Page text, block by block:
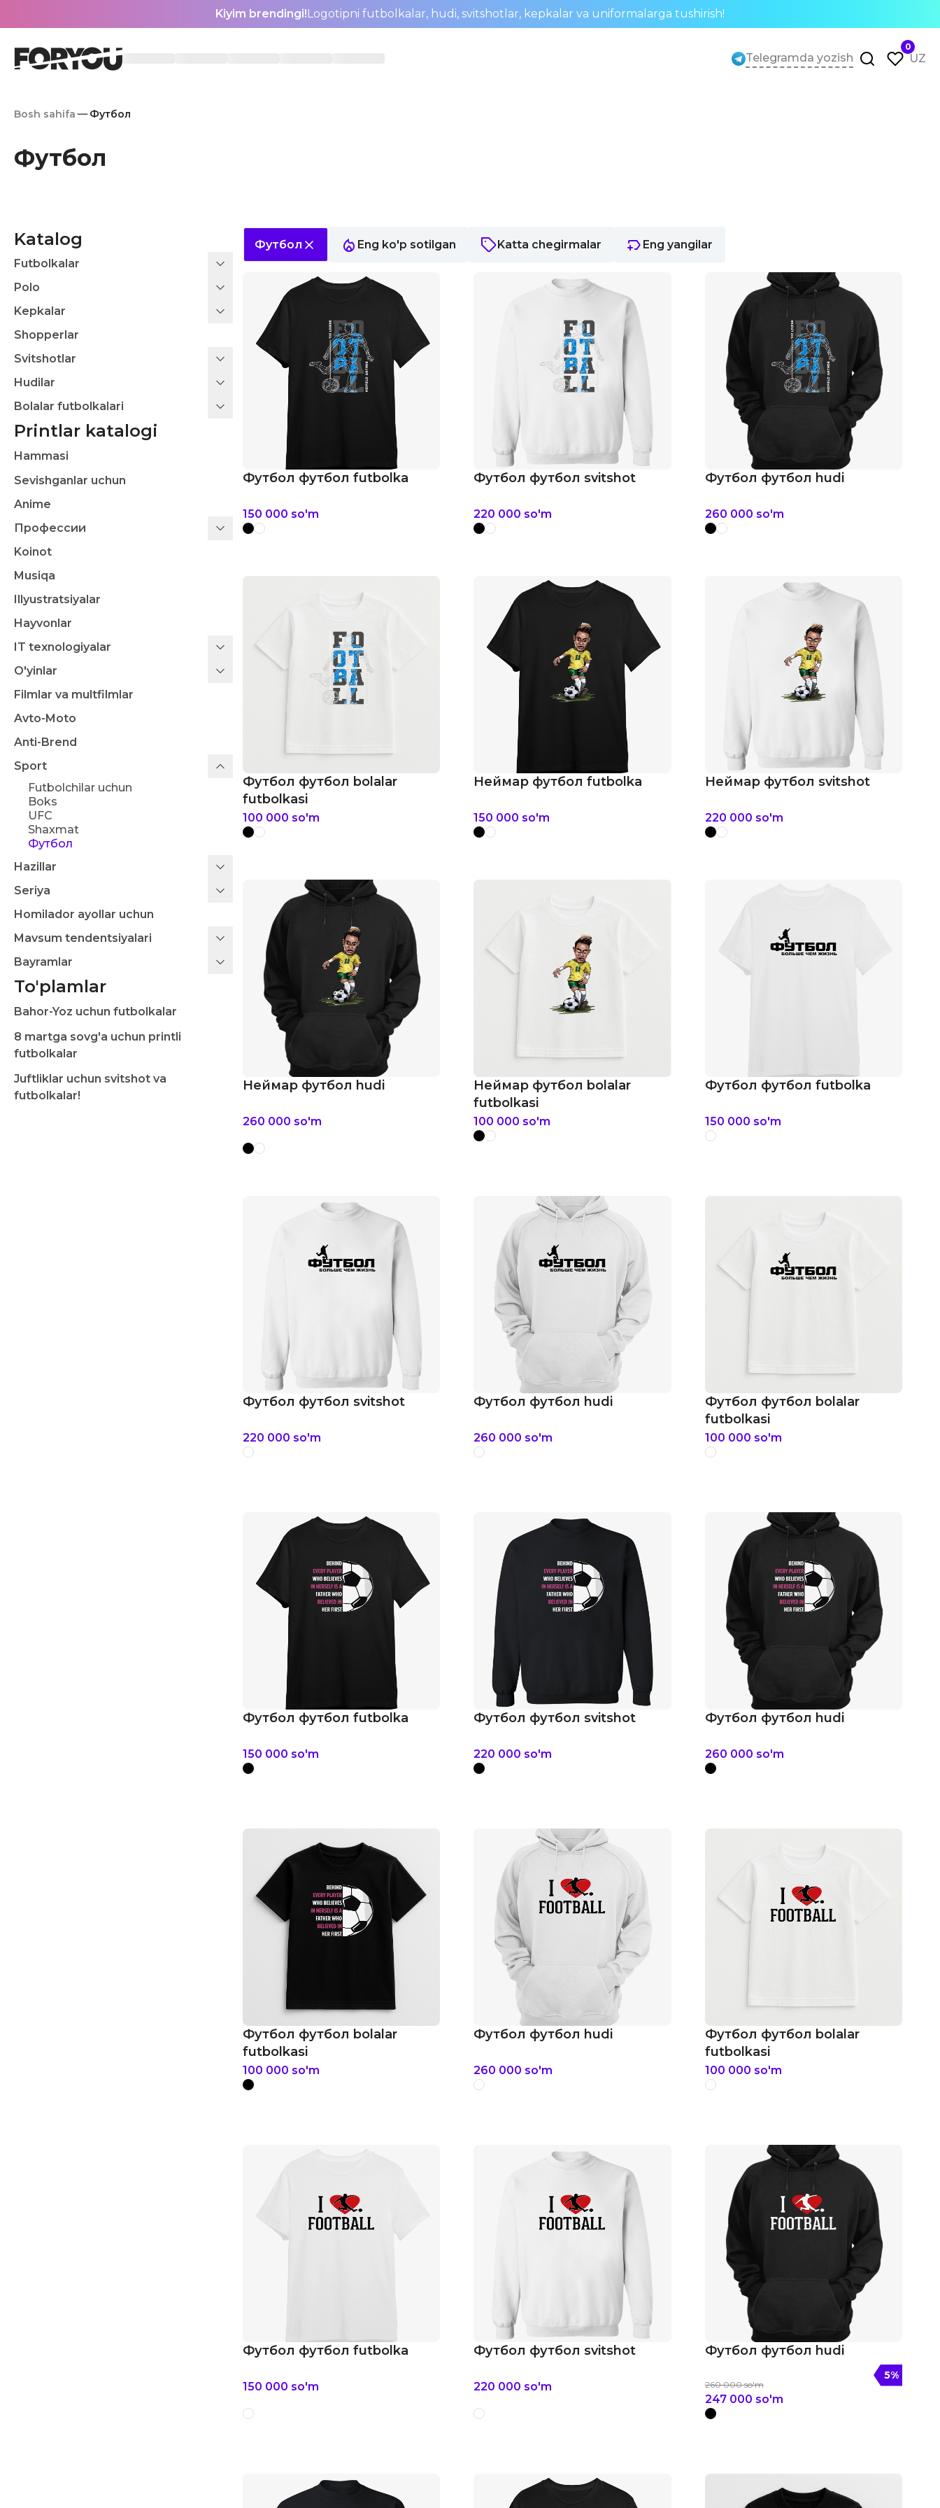
Kiyim brendingi!Logotipni futbolkalar, hudi, svitshotlar, kepkalar va uniformalarga tushirish!
Telegramda yozish
0
UZ
Bosh sahifa Футбол
Футбол
Katalog
Futbolkalar
Polo
Kepkalar
Shopperlar
Svitshotlar
Hudilar
Bolalar futbolkalari
Printlar katalogi
Hammasi
Sevishganlar uchun
Anime
Профессии
Koinot
Musiqa
Illyustratsiyalar
Hayvonlar
IT texnologiyalar
O'yinlar
Filmlar va multfilmlar
Avto-Moto
Anti-Brend
Sport
Futbolchilar uchun
Boks
UFC
Shaxmat
Футбол
Hazillar
Seriya
Homilador ayollar uchun
Mavsum tendentsiyalari
Bayramlar
To'plamlar
Bahor-Yoz uchun futbolkalar
8 martga sovg'a uchun printli
futbolkalar
Juftliklar uchun svitshot va
futbolkalar!
Футбол Eng ko'p sotilgan Katta chegirmalar Eng yangilar
Футбол футбол futbolka
150 000 so'm
Футбол футбол svitshot
220 000 so'm
Футбол футбол hudi
260 000 so'm
Футбол футбол bolalar
futbolkasi
100 000 so'm
Неймар футбол futbolka
150 000 so'm
Неймар футбол svitshot
220 000 so'm
Неймар футбол hudi
260 000 so'm
Неймар футбол bolalar
futbolkasi
100 000 so'm
Футбол футбол futbolka
150 000 so'm
Футбол футбол svitshot
220 000 so'm
Футбол футбол hudi
260 000 so'm
Футбол футбол bolalar
futbolkasi
100 000 so'm
Футбол футбол futbolka
150 000 so'm
Футбол футбол svitshot
220 000 so'm
Футбол футбол hudi
260 000 so'm
Футбол футбол bolalar
futbolkasi
100 000 so'm
Футбол футбол hudi
260 000 so'm
Футбол футбол bolalar
futbolkasi
100 000 so'm
Футбол футбол futbolka
150 000 so'm
Футбол футбол svitshot
220 000 so'm
Футбол футбол hudi
260 000 so'm
247 000 so'm
5%